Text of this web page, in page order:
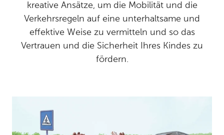
kreative Ansätze, um die Mobilität und die
Verkehrsregeln auf eine unterhaltsame und
effektive Weise zu vermitteln und so das
Vertrauen und die Sicherheit Ihres Kindes zu
fördern.